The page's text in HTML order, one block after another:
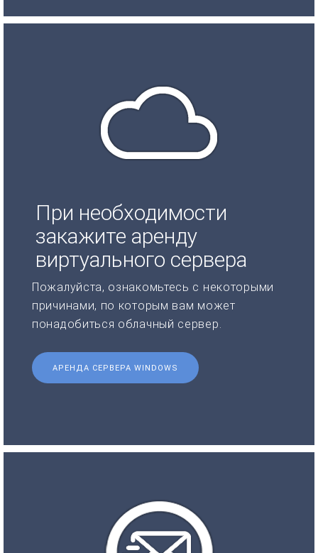
При необходимости
закажите аренду
виртуального сервера
Пожалуйста, ознакомьтесь с некоторыми
причинами, по которым вам может
понадобиться облачный сервер.
АРЕНДА СЕРВЕРА WINDOWS